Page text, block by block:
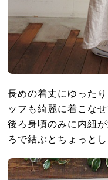
長めの着丈にゆった
ッフも綺麗に着こなせ
後ろ身頃のみに内紐
ろで結ぶとちょっと